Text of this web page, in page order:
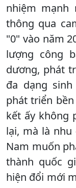
nhiệm mạnh
thông qua
"0" vào năm
lượng công
dương, phát
đa dạng
phát triển
kết ấy không
lại, mà là
Nam muốn
thành quốc
hiện đổi mới